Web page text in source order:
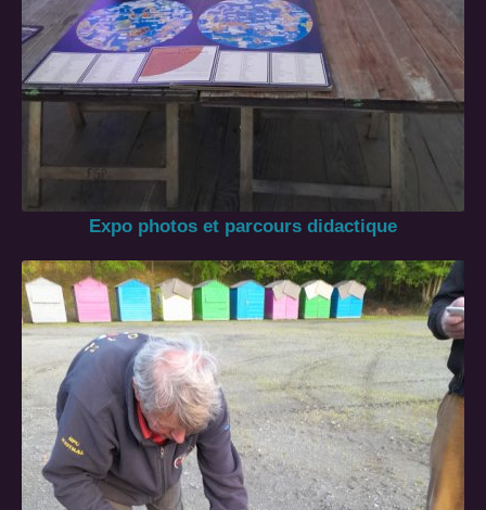
Expo photos et parcours didactique